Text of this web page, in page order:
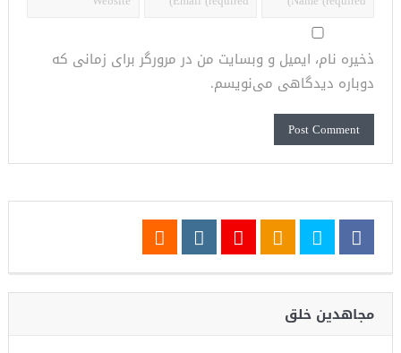
ذخیره نام، ایمیل و وبسایت من در مرورگر برای زمانی که
دوباره دیدگاهی می‌نویسم.
مجاهدین خلق